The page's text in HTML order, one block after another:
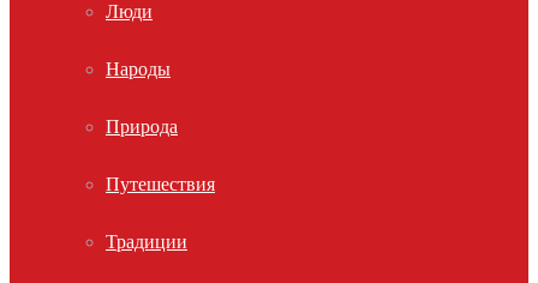
Люди
Народы
Природа
Путешествия
Традиции